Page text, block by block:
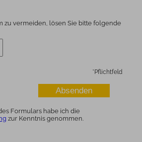
zu vermeiden, lösen Sie bitte folgende
*Pflichtfeld
Formulars habe ich die
zur Kenntnis genommen.